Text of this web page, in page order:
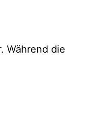
Während die